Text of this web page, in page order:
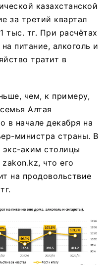
казахстанской
за третий квартал
тыс. тг. При расчётах
питание, алкоголь и
тратит в
чем, к примеру,
Алтая
в начале декабря на
министра страны. В
экс-аким столицы
что его
на продовольствие